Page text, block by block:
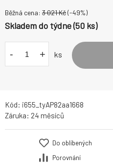
Běžná cena: 3 021Kč(-49%)
Skladem do týdne (50 ks)
- + ks
Kód: i655_tyAP82aa1668
Záruka: 24 měsíců
Do oblíbených
Porovnání